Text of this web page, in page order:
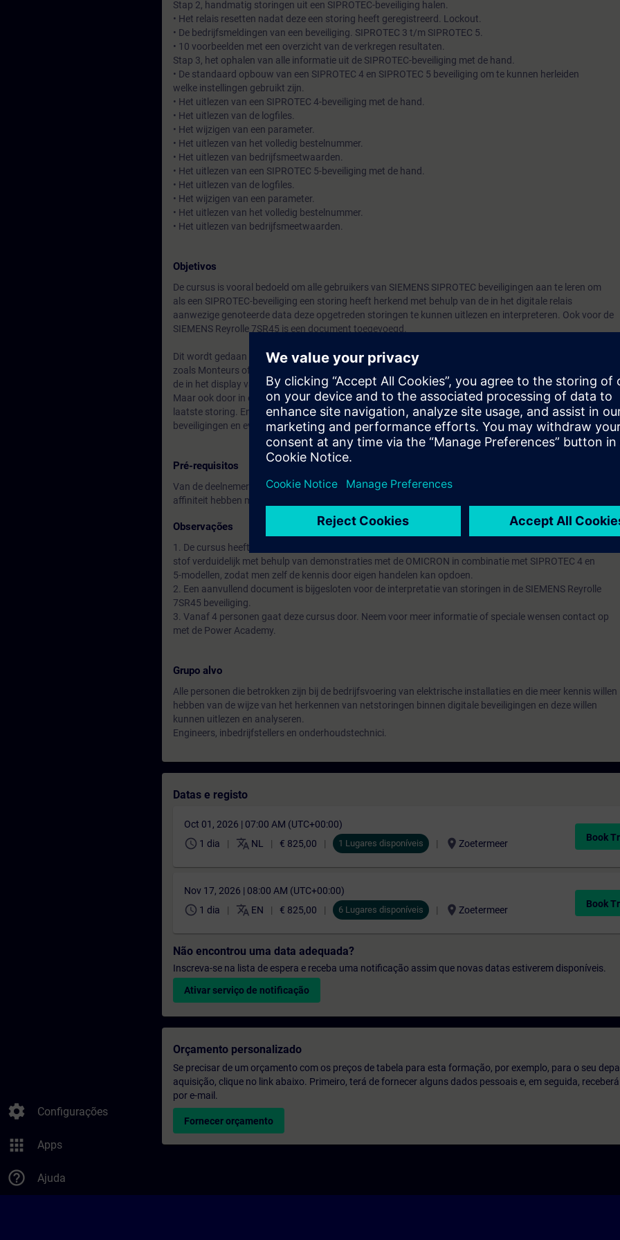
settings Configurações
apps Apps
help_outline Ajuda
Stap 2, handmatig storingen uit een SIPROTEC-beveiliging halen.
• Het relais resetten nadat deze een storing heeft geregistreerd. Lockout.
• De bedrijfsmeldingen van een beveiliging. SIPROTEC 3 t/m SIPROTEC 5.
• 10 voorbeelden met een overzicht van de verkregen resultaten.
Stap 3, het ophalen van alle informatie uit de SIPROTEC-beveiliging met de hand.
• De standaard opbouw van een SIPROTEC 4 en SIPROTEC 5 beveiliging om te kunnen herleiden
welke instellingen gebruikt zijn.
• Het uitlezen van een SIPROTEC 4-beveiliging met de hand.
• Het uitlezen van de logfiles.
• Het wijzigen van een parameter.
• Het uitlezen van het volledig bestelnummer.
• Het uitlezen van bedrijfsmeetwaarden.
• Het uitlezen van een SIPROTEC 5-beveiliging met de hand.
• Het uitlezen van de logfiles.
• Het wijzigen van een parameter.
• Het uitlezen van het volledig bestelnummer.
• Het uitlezen van bedrijfsmeetwaarden.
Objetivos
De cursus is vooral bedoeld om alle gebruikers van SIEMENS SIPROTEC beveiligingen aan te leren om
als een SIPROTEC-beveiliging een storing heeft herkend met behulp van de in het digitale relais
aanwezige genoteerde data deze opgetreden storingen te kunnen uitlezen en interpreteren. Ook voor de
SIEMENS Reyrolle 7SR45 is een document toegevoegd.
Dit wordt gedaan in verschillende stappen, zodat de eerste lijn herkenning door technische medewerkers
zoals Monteurs of andere medewerkers gedaan kan worden direct werkend met de data van de Leds en
de in het display van de beveiliging aanwezige gegevens.
Maar ook door in een tweede stap met de hand uit het relais de betreffende data te kunnen halen van de
laatste storing. En in een derde stap het met de hand onderzoeken van de instellingen van de
beveiligingen en eventueel het veranderen van parameters.
Pré-requisitos
Van de deelnemers wordt verwacht dat zij basiskennis hebben van de energietechniek of minimaal
affiniteit hebben met de energietechniek
Observações
1. De cursus heeft een sterk demonstrerend karakter. Zoveel mogelijk wordt de benodigde theoretische
stof verduidelijk met behulp van demonstraties met de OMICRON in combinatie met SIPROTEC 4 en
5-modellen, zodat men zelf de kennis door eigen handelen kan opdoen.
2. Een aanvullend document is bijgesloten voor de interpretatie van storingen in de SIEMENS Reyrolle
7SR45 beveiliging.
3. Vanaf 4 personen gaat deze cursus door. Neem voor meer informatie of speciale wensen contact op
met de Power Academy.
Grupo alvo
Alle personen die betrokken zijn bij de bedrijfsvoering van elektrische installaties en die meer kennis willen
hebben van de wijze van het herkennen van netstoringen binnen digitale beveiligingen en deze willen
kunnen uitlezen en analyseren.
Engineers, inbedrijfstellers en onderhoudstechnici.
Datas e registo
Oct 01, 2026 | 07:00 AM (UTC+00:00)
schedule 1 dia translate NL € 825,00 1 Lugares disponíveis location_on Zoetermeer
Book
Nov 17, 2026 | 08:00 AM (UTC+00:00)
schedule 1 dia translate EN € 825,00 6 Lugares disponíveis location_on Zoetermeer
Book
Não encontrou uma data adequada?
Inscreva-se na lista de espera e receba uma notificação assim que novas datas estiverem disponíveis.
Ativar serviço de notificação
Orçamento personalizado
Se precisar de um orçamento com os preços de tabela para esta formação, por exemplo, para o seu
aquisição, clique no link abaixo. Primeiro, terá de fornecer alguns dados pessoais e, em seguida,
por e-mail.
Fornecer orçamento